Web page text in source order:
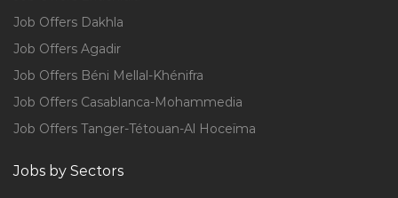
Job Offers Dakhla
Job Offers Agadir
Job Offers Béni Mellal-Khénifra
Job Offers Casablanca-Mohammedia
Job Offers Tanger-Tétouan-Al Hoceïma
Jobs by Sectors